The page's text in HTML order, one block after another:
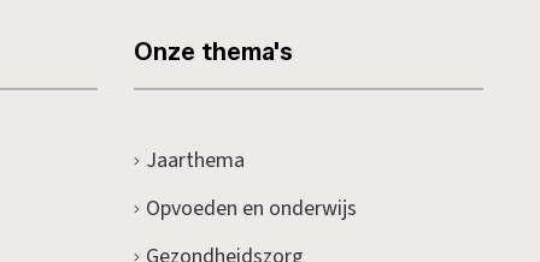
Onze thema's
Jaarthema
Opvoeden en onderwijs
Gezondheidszorg